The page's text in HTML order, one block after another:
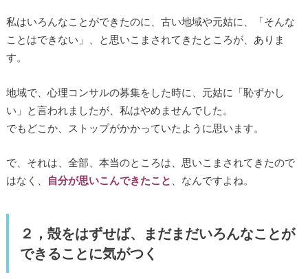
私はいろんなことができたのに、古い地域や元姑に、「そんな
ことはできない」、と思いこまされてきたところが、ありま
す。
地域で、心理コンサルの募集をした時に、元姑に「恥ずかし
い」と言われましたが、私はやめませんでした。
でもどこか、ストップがかかっていたように思います。
で、それは、全部、本当のところは、思いこまされてきたので
はなく、
自分が思いこんできたこと 、なんですよね。
２，殻をはずせば、まだまだいろんなことが
できることに気がつく